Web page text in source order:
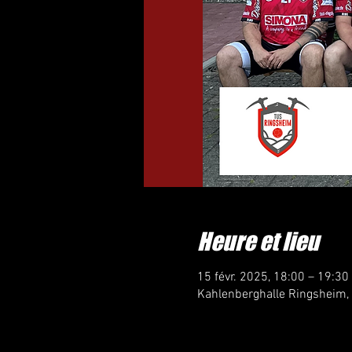
Heure et lieu
15 févr. 2025, 18:00 – 19:30
Kahlenberghalle